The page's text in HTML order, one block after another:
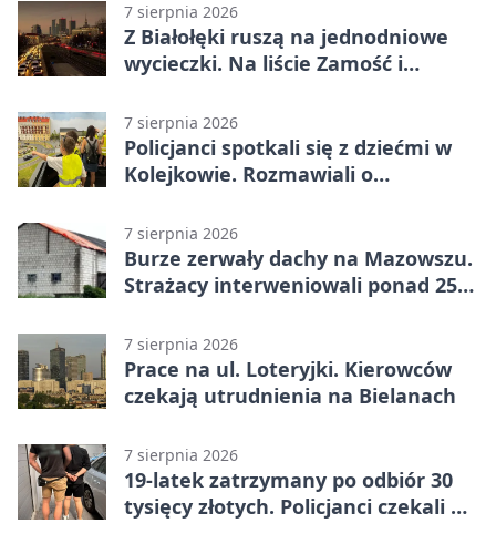
7 sierpnia 2026
Z Białołęki ruszą na jednodniowe
wycieczki. Na liście Zamość i
7 sierpnia 2026
Policjanci spotkali się z dziećmi w
Kolejkowie. Rozmawiali o
7 sierpnia 2026
Burze zerwały dachy na Mazowszu.
Strażacy interweniowali ponad 250
7 sierpnia 2026
Prace na ul. Loteryjki. Kierowców
czekają utrudnienia na Bielanach
7 sierpnia 2026
19-latek zatrzymany po odbiór 30
tysięcy złotych. Policjanci czekali w